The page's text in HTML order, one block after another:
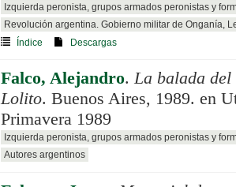
Izquierda peronista, grupos armados peronistas y
Revolución argentina. Gobierno militar de Onganía,
Índice
Descargas
Falco, Alejandro. La balada
Lolito. Buenos Aires, 1989. en
Primavera 1989
Izquierda peronista, grupos armados peronistas y
Autores argentinos